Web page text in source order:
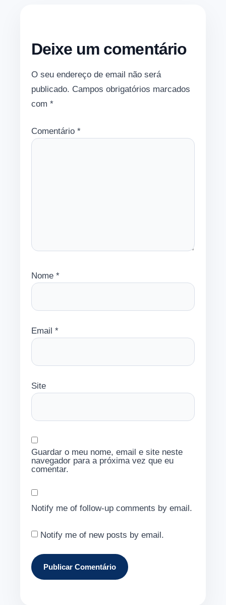
Deixe um comentário
O seu endereço de email não será
publicado. Campos obrigatórios marcados
com *
Comentário *
Nome *
Email *
Site
Guardar o meu nome, email e site neste
navegador para a próxima vez que eu
comentar.
Notify me of follow-up comments by email.
Notify me of new posts by email.